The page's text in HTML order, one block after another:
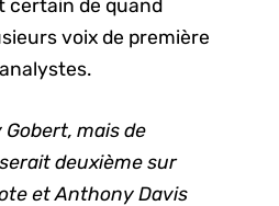
certain de quand
voix de première
mais de
deuxième sur
et Anthony Davis